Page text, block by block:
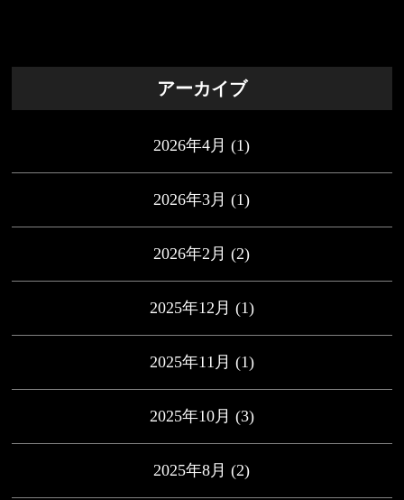
アーカイブ
2026年4月 (1)
2026年3月 (1)
2026年2月 (2)
2025年12月 (1)
2025年11月 (1)
2025年10月 (3)
2025年8月 (2)